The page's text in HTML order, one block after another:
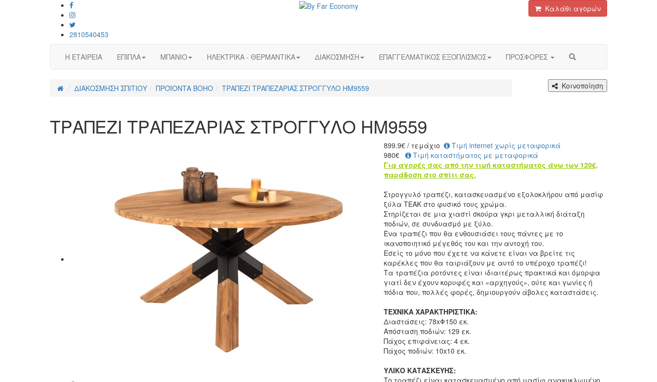
2810540453
Καλάθι αγορών
Η ΕΤΑΙΡΕΙΑ ΕΠΙΠΛΑ ΜΠΑΝΙΟ ΗΛΕΚΤΡΙΚΑ - ΘΕΡΜΑΝΤΙΚΑ ΔΙΑΚΟΣΜΗΣΗ ΕΠΑΓΓΕΛΜΑΤΙΚΟΣ ΕΞΟΠΛΙΣΜΟΣ ΠΡΟΣΦΟΡΕΣ
ΔΙΑΚΟΣΜΗΣΗ ΣΠΙΤΙΟΥ ΠΡΟΪΟΝΤΑ BOHO ΤΡΑΠΕΖΙ ΤΡΑΠΕΖΑΡΙΑΣ ΣΤΡΟΓΓΥΛΟ HM9559 Κοινοποίηση
ΤΡΑΠΕΖΙ ΤΡΑΠΕΖΑΡΙΑΣ ΣΤΡΟΓΓΥΛΟ HM9559
899.9€ / τεμάχιο
Τιμή internet χωρίς μεταφορικά
980€
Τιμή καταστήματος με μεταφορικά
Για αγορές σας από την τιμή καταστήματος άνω των 120€,
παράδοση στο σπίτι σας.
Στρογγυλό τραπέζι, κατασκευασμένο εξολοκλήρου από μασίφ
ξύλα ΤΕΑΚ στο φυσικό τους χρώμα.
Στηρίζεται σε μια χιαστί σκούρα γκρι μεταλλική διάταξη
ποδιών, σε συνδυασμό με ξύλο.
Ένα τραπέζι που θα ενθουσιάσει τους πάντες με το
ικανοποιητικό μέγεθός του και την αντοχή του.
Εσείς το μόνο που έχετε να κάνετε είναι να βρείτε τις
καρέκλες που θα ταιριάξουν με αυτό το υπέροχο τραπέζι!
Τα τραπέζια ροτόντες είναι ιδιαιτέρως πρακτικά και όμορφα
γιατί δεν έχουν κορυφές και «αρχηγούς», ούτε και γωνίες ή
πόδια που, πολλές φορές, δημιουργούν άβολες καταστάσεις.
ΤΕΧΝΙΚΑ ΧΑΡΑΚΤΗΡΙΣΤΙΚΑ:
Διαστάσεις: 78xΦ150 εκ.
Απόσταση ποδιών: 129 εκ.
Πάχος επιφάνειας: 4 εκ.
Πάχος ποδιών: 10x10 εκ.
ΥΛΙΚΟ ΚΑΤΑΣΚΕΥΗΣ:
Το τραπέζι είναι κατασκευασμένο από μασίφ ανακυκλωμένο